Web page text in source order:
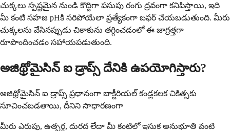
చుక్కలు స్పష్టమైన నుండి కొద్దిగా పసుపు రంగు ద్రవంగా కనిపిస్తాయి, ఇది
మీ కంటి సహజ pHకి సరిపోయేలా ప్రత్యేకంగా బఫర్ చేయబడుతుంది. మీరు
చుక్కలను వేసినప్పుడు చికాకును తగ్గించడంలో ఈ జాగ్రత్తగా
రూపొందించడం సహాయపడుతుంది.
అజిథ్రోమైసిన్ ఐ డ్రాప్స్ దేనికి ఉపయోగిస్తారు?
అజిథ్రోమైసిన్ ఐ డ్రాప్స్ ప్రధానంగా బాక్టీరియల్ కండ్లకలక చికిత్సకు
సూచించబడతాయి, దీనిని సాధారణంగా
మీరు ఎరుపు, ఉత్సర్గ, దురద లేదా మీ కంటిలో ఇసుక అనుభూతి వంటి